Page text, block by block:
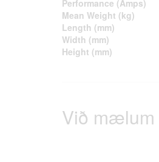
Performance (Amps)
Mean Weight (kg)
Length (mm)
Width (mm)
Height (mm)
Við mælum